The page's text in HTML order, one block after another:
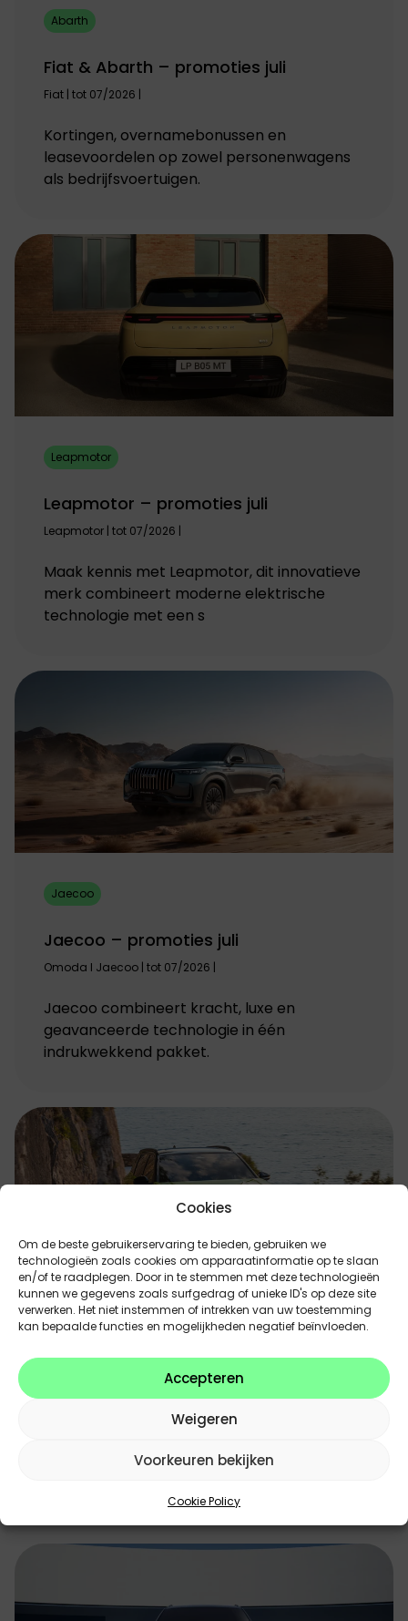
Cookies
Om de beste gebruikerservaring te bieden, gebruiken we
technologieën zoals cookies om apparaatinformatie op te slaan
en/of te raadplegen. Door in te stemmen met deze technologieën
kunnen we gegevens zoals surfgedrag of unieke ID's op deze site
verwerken. Het niet instemmen of intrekken van uw toestemming
kan bepaalde functies en mogelijkheden negatief beïnvloeden.
Accepteren
Weigeren
Voorkeuren bekijken
Cookie Policy
Abarth
Fiat & Abarth – promoties juli
Fiat | tot 07/2026 |
Kortingen, overnamebonussen en
leasevoordelen op zowel personenwagens
als bedrijfsvoertuigen.
Leapmotor
Leapmotor – promoties juli
Leapmotor | tot 07/2026 |
Maak kennis met Leapmotor, dit innovatieve
merk combineert moderne elektrische
technologie met een s
Jaecoo
Jaecoo – promoties juli
Omoda I Jaecoo | tot 07/2026 |
Jaecoo combineert kracht, luxe en
geavanceerde technologie in één
indrukwekkend pakket.
Jeep
Jeep – promoties juli
Jeep | tot 07/2026 |
financieringsvoorwaarden op nieuwe BYD's